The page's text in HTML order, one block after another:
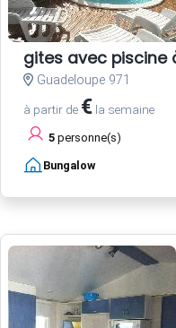
gites avec piscine
Guadeloupe 971
à partir de € la semaine
5 personne(s)
Bungalow